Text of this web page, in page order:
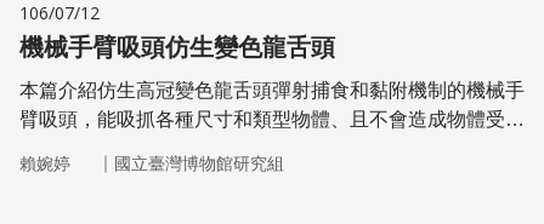
106/07/12
機械手臂吸頭仿生變色龍舌頭
本篇介紹仿生高冠變色龍舌頭彈射捕食和黏附機制的機械手
臂吸頭，能吸抓各種尺寸和類型物體、且不會造成物體受
化組裝或處理小零件等任務。
賴婉婷 ｜ 國立臺灣博物館研究組